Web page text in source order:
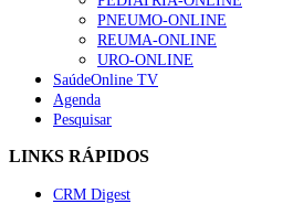
PNEUMO-ONLINE
REUMA-ONLINE
URO-ONLINE
SaúdeOnline TV
Agenda
Pesquisar
LINKS RÁPIDOS
CRM Digest